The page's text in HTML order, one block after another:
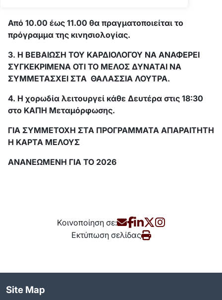
Από 10.00 έως 11.00 θα πραγματοποιείται το
πρόγραμμα της κινησιολογίας.
3. Η ΒΕΒΑΙΩΣΗ ΤΟΥ ΚΑΡΔΙΟΛΟΓΟΥ ΝΑ ΑΝΑΦΕΡΕΙ
ΣΥΓΚΕΚΡΙΜΕΝΑ ΟΤΙ ΤΟ ΜΕΛΟΣ ΔΥΝΑΤΑΙ ΝΑ
ΣΥΜΜΕΤΑΣΧΕΙ ΣΤΑ ΘΑΛΑΣΣΙΑ ΛΟΥΤΡΑ.
4. Η χορωδία λειτουργεί κάθε Δευτέρα στις 18:30
στο ΚΑΠΗ Μεταμόρφωσης.
ΓΙΑ ΣΥΜΜΕΤΟΧΗ ΣΤΑ ΠΡΟΓΡΑΜΜΑΤΑ ΑΠΑΡΑΙΤΗΤΗ
Η ΚΑΡΤΑ ΜΕΛΟΥΣ
ΑΝΑΝΕΩΜΕΝΗ ΓΙΑ ΤΟ 2026
Κοινοποίηση σε:
Εκτύπωση σελίδας
Site Map